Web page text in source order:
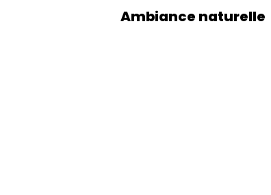
Ambiance naturelle